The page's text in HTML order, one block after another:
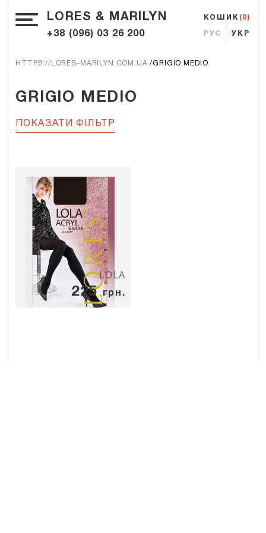
LORES & MARILYN
+38 (096) 03 26 200 РУС УКР
КОШИК (0)
HTTPS://LORES-MARILYN.COM.UA GRIGIO MEDIO
GRIGIO MEDIO
ПОКАЗАТИ ФІЛЬТР
LOLA
225 грн.